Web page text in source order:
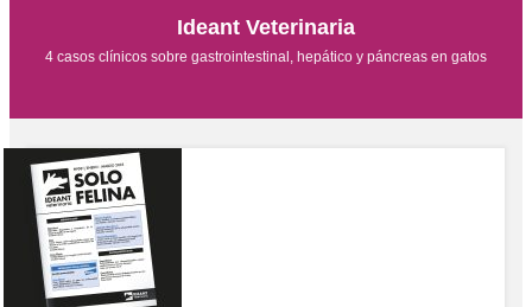
Ideant Veterinaria
4 casos clínicos sobre gastrointestinal, hepático y páncreas en gatos